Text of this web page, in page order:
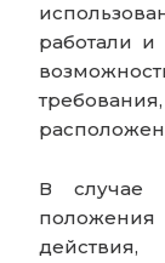
работали
В случае